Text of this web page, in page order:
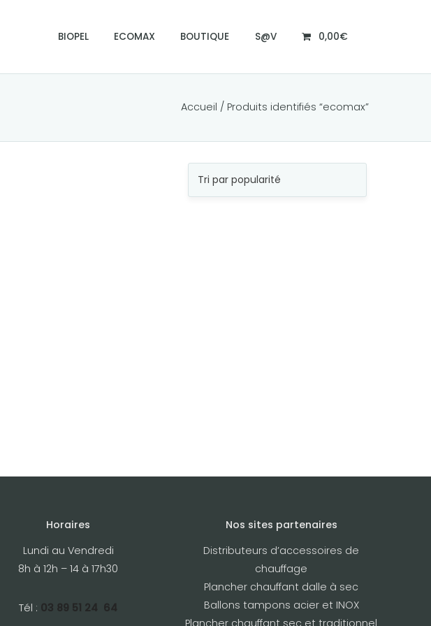
BIOPEL ECOMAX BOUTIQUE S@V 0,00€
Accueil / Produits identifiés “ecomax”
Horaires
Lundi au Vendredi
8h à 12h – 14 à 17h30
Tél : 03 89 51 24 64
Nos sites partenaires
Distributeurs d’accessoires de
chauffage
Plancher chauffant dalle à sec
Ballons tampons acier et INOX